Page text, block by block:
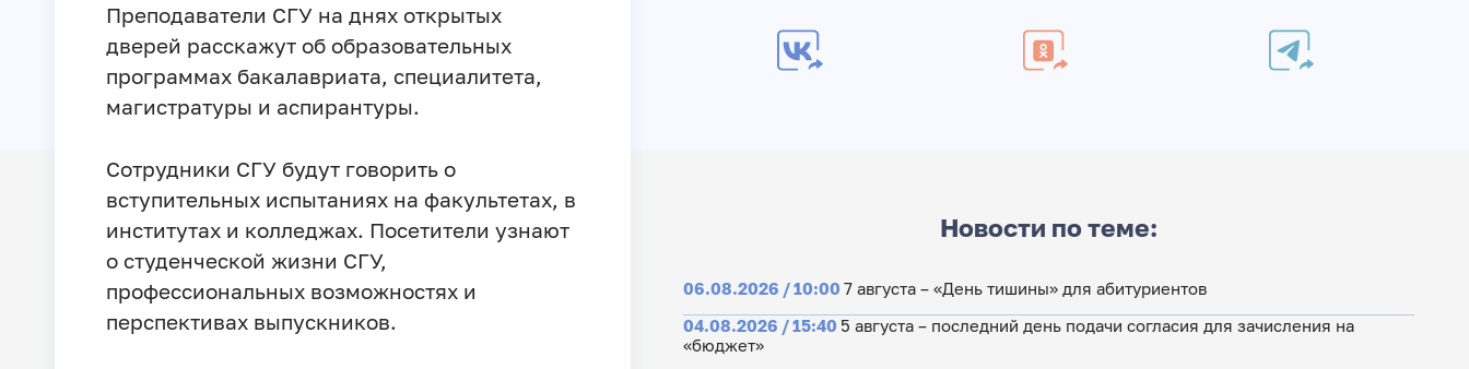
Преподаватели СГУ на днях открытых
дверей расскажут об образовательных
программах бакалавриата, специалитета,
магистратуры и аспирантуры.
Сотрудники СГУ будут говорить о
вступительных испытаниях на факультетах, в
институтах и колледжах. Посетители узнают
о студенческой жизни СГУ,
профессиональных возможностях и
перспективах выпускников.
Новости по теме:
06.08.2026 / 10:00 7 августа – «День тишины» для абитуриентов
04.08.2026 / 15:40 5 августа – последний день подачи согласия для зачисления на
«бюджет»